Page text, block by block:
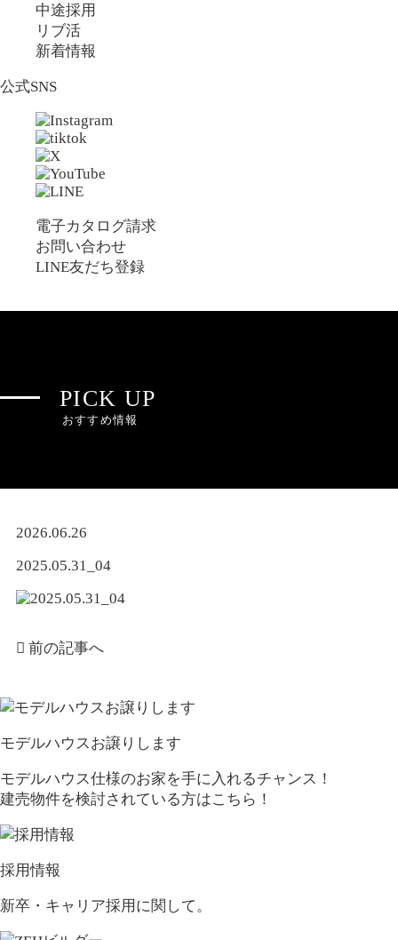
中途採用
リブ活
新着情報
公式SNS
電子カタログ請求
お問い合わせ
LINE友だち登録
PICK UP
おすすめ情報
2026.06.26
2025.05.31_04
前の記事へ
モデルハウスお譲りします
モデルハウス仕様のお家を手に入れるチャンス！
建売物件を検討されている方はこちら！
採用情報
新卒・キャリア採用に関して。